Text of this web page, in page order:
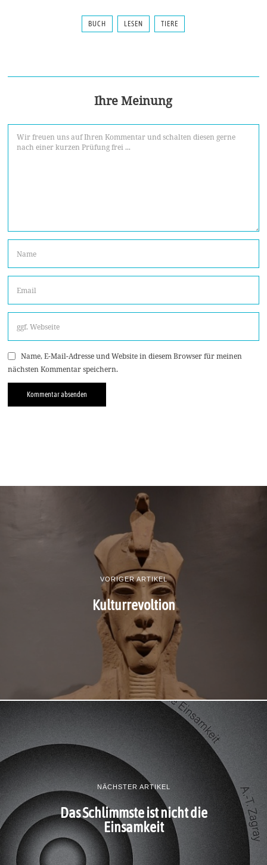
BUCH LESEN TIERE
Ihre Meinung
Name, E-Mail-Adresse und Website in diesem Browser für meinen
nächsten Kommentar speichern.
VORIGER ARTIKEL
Kulturrevoltion
NÄCHSTER ARTIKEL
Das Schlimmste ist nicht die
Einsamkeit